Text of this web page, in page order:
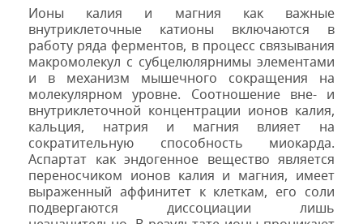
Ионы калия и магния как важные
внутриклеточные катионы включаются в
работу ряда ферментов, в процесс связывания
макромолекул с субцелюлярнимы элементами
и в механизм мышечного сокращения на
молекулярном уровне. Соотношение вне- и
внутриклеточной концентрации ионов калия,
кальция, натрия и магния влияет на
сократительную способность миокарда.
Аспартат как эндогенное вещество является
переносчиком ионов калия и магния, имеет
выраженный аффинитет к клеткам, его соли
подвергаются диссоциации лишь